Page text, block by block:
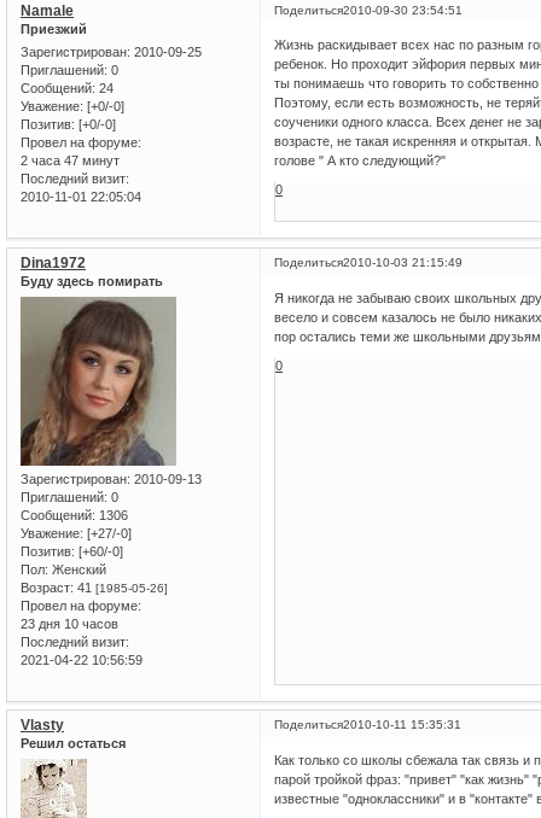
Поделиться2010-09-30 23:54:51
Namale
Приезжий
Зарегистрирован: 2010-09-25
Приглашений: 0
Сообщений: 24
Уважение: [+0/-0]
Позитив: [+0/-0]
Провел на форуме:
2 часа 47 минут
Последний визит:
2010-11-01 22:05:04
Жизнь раскидывает всех нас по разным
ребенок. Но проходит эйфория первых
ты понимаешь что говорить то
Поэтому, если есть возможность, не
соученики одного класса. Всех денег не
возрасте, не такая искренняя и
голове " А кто следующий?"
0
Поделиться2010-10-03 21:15:49
Dina1972
Буду здесь помирать
Зарегистрирован: 2010-09-13
Приглашений: 0
Сообщений: 1306
Уважение: [+27/-0]
Позитив: [+60/-0]
Пол: Женский
Возраст: 41 [1985-05-26]
Провел на форуме:
23 дня 10 часов
Последний визит:
2021-04-22 10:56:59
Я никогда не забываю своих школьных
весело и совсем казалось не было
пор остались теми же школьными
0
Поделиться2010-10-11 15:35:31
Vlasty
Решил остаться
Как только со школы сбежала так связь и
парой тройкой фраз: "привет" "как жизнь"
известные "одноклассники" и в